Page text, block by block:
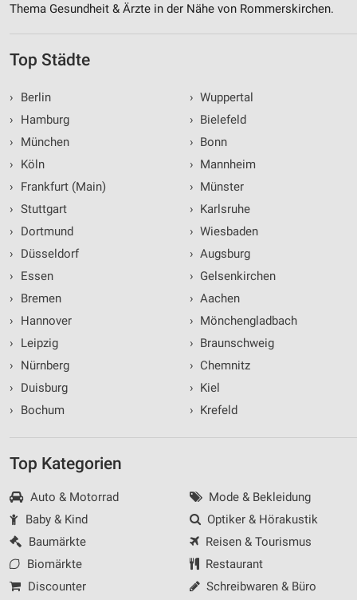
Thema Gesundheit & Ärzte in der Nähe von Rommerskirchen.
Top Städte
›
Berlin
›
Hamburg
›
München
›
Köln
›
Frankfurt (Main)
› Stuttgart
›
Dortmund
›
Düsseldorf
›
Essen
›
Bremen
›
Hannover
›
Leipzig
›
Nürnberg
›
Duisburg
›
Bochum
› Wuppertal
› Bielefeld
› Bonn
› Mannheim
› Münster
› Karlsruhe
› Wiesbaden
› Augsburg
› Gelsenkirchen
› Aachen
› Mönchengladbach
› Braunschweig
› Chemnitz
› Kiel
› Krefeld
Top Kategorien
Auto & Motorrad
Baby & Kind
Baumärkte
Biomärkte
Discounter
Mode & Bekleidung
Optiker & Hörakustik
Reisen & Tourismus
Restaurant
Schreibwaren & Büro